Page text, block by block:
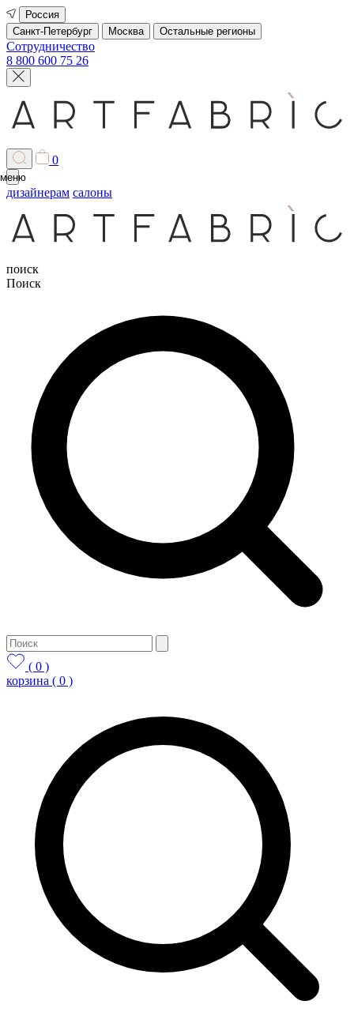
Россия
Санкт-Петербург
Москва Остальные регионы
Сотрудничество
8 800 600 75 26
0
меню
дизайнерам салоны
поиск
Поиск
( 0 )
корзина ( 0 )